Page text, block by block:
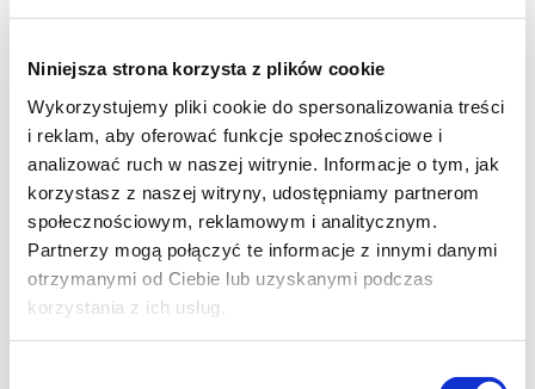
Niniejsza strona korzysta z plików cookie
Wykorzystujemy pliki cookie do spersonalizowania treści
i reklam, aby oferować funkcje społecznościowe i
analizować ruch w naszej witrynie. Informacje o tym, jak
korzystasz z naszej witryny, udostępniamy partnerom
społecznościowym, reklamowym i analitycznym.
Partnerzy mogą połączyć te informacje z innymi danymi
otrzymanymi od Ciebie lub uzyskanymi podczas
korzystania z ich usług.
Wykonanie:
Zimne masło pokroić w drobną kostkę, mąkę
wymieszać z cukrem. Masło rozetrzeć z
mąką, dodać żółtko i zimną wodę - posiekać
nożem i szybko zagnieść ciasto.